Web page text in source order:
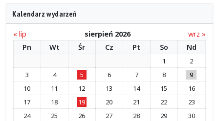
Kalendarz wydarzeń
« lip sierpień 2026
wrz »
Pn
Wt Śr Cz Pt So Nd
1
2
3
4 5 6 7 8
9
10
11 12 13 14 15
16
17
18 19 20 21 22
23
24
25 26 27 28 29
30